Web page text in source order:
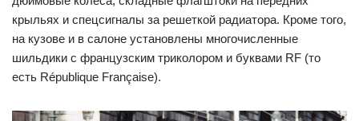
крыльях и спецсигналы за решеткой радиатора. Кроме того,
на кузове и в салоне установлены многочисленные
шильдики с французским триколором и буквами RF (то
есть République Française).